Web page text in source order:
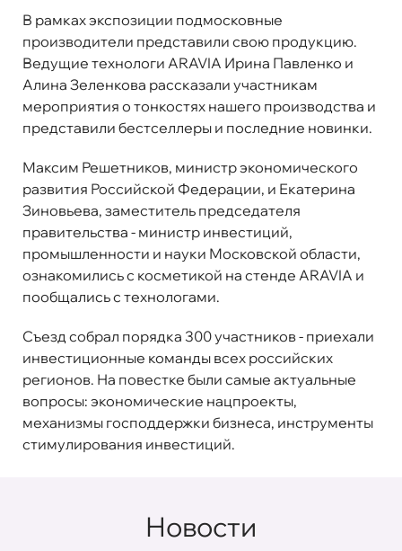
В рамках экспозиции подмосковные
производители представили свою продукцию.
Ведущие технологи ARAVIA Ирина Павленко и
Алина Зеленкова рассказали участникам
мероприятия о тонкостях нашего производства и
представили бестселлеры и последние новинки.
Максим Решетников, министр экономического
развития Российской Федерации, и Екатерина
Зиновьева, заместитель председателя
правительства - министр инвестиций,
промышленности и науки Московской области,
ознакомились с косметикой на стенде ARAVIA и
пообщались с технологами.
Съезд собрал порядка 300 участников - приехали
инвестиционные команды всех российских
регионов. На повестке были самые актуальные
вопросы: экономические нацпроекты,
механизмы господдержки бизнеса, инструменты
стимулирования инвестиций.
Новости